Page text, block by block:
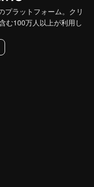
プラットフォーム。クリ
む100万人以上が利用し